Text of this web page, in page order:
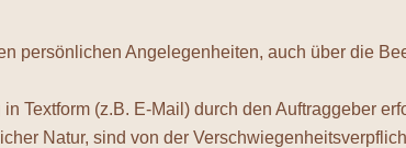
persönlichen Angelegenheiten, auch über die
Textform (z.B. E-Mail) durch den Auftraggeber
Natur, sind von der